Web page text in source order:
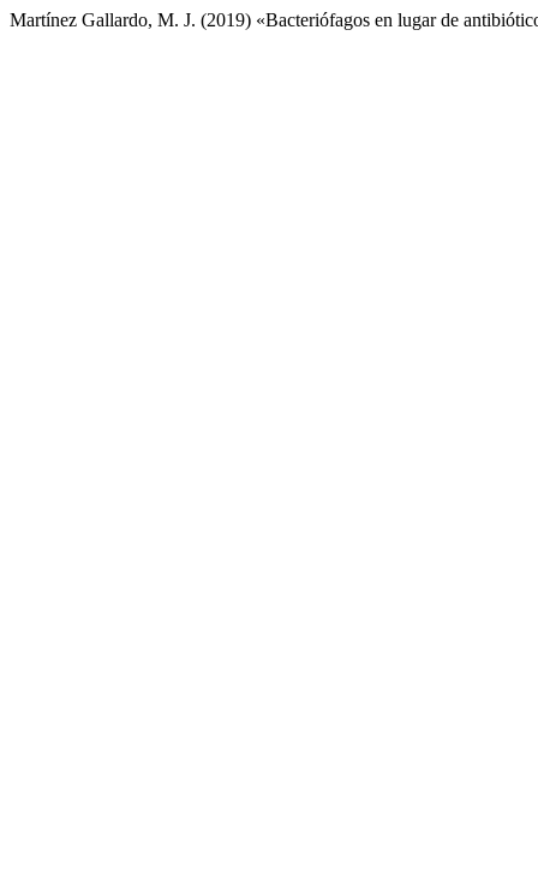
Martínez Gallardo, M. J. (2019) «Bacteriófagos en lugar de